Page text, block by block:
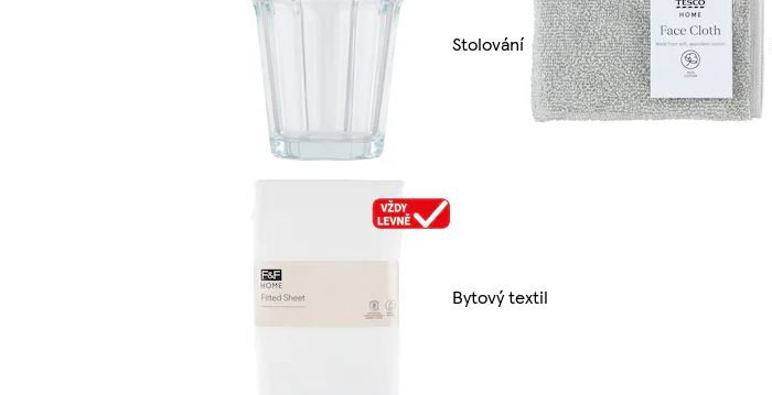
Stolování
Bytový textil